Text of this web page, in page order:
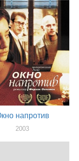
актер
напротив
2003